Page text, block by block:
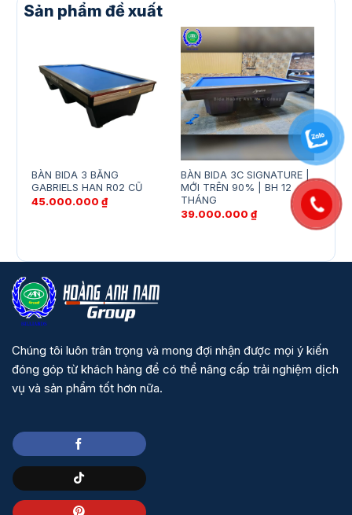
Sản phẩm đề xuất
BÀN BIDA 3 BĂNG
GABRIELS HAN R02 CŨ
45.000.000 ₫
BÀN BIDA 3C SIGNATURE |
MỚI TRÊN 90% | BH 12
THÁNG
39.000.000 ₫
Chúng tôi luôn trân trọng và mong đợi nhận được mọi ý kiến
đóng góp từ khách hàng để có thể nâng cấp trải nghiệm dịch
vụ và sản phẩm tốt hơn nữa.